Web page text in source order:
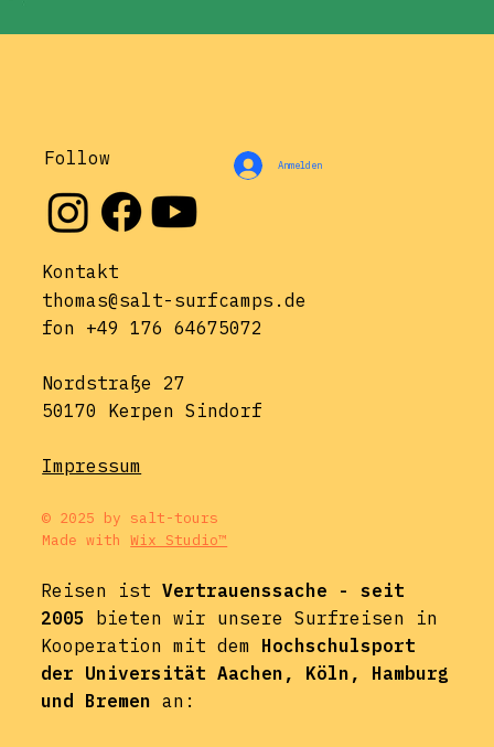
Follow
Kontakt
thomas@salt-surfcamps.de
fon +49 176 64675072
Nordstraße 27
50170 Kerpen Sindorf
Impressum
© 2025 by salt-tours
Made withWix Studio™
Reisen ist Vertrauenssache - seit
2005 bieten wir unsere Surfreisen in
Kooperation mit dem Hochschulsport
der Universität Aachen, Köln, Hamburg
und Bremen an:
Anmelden